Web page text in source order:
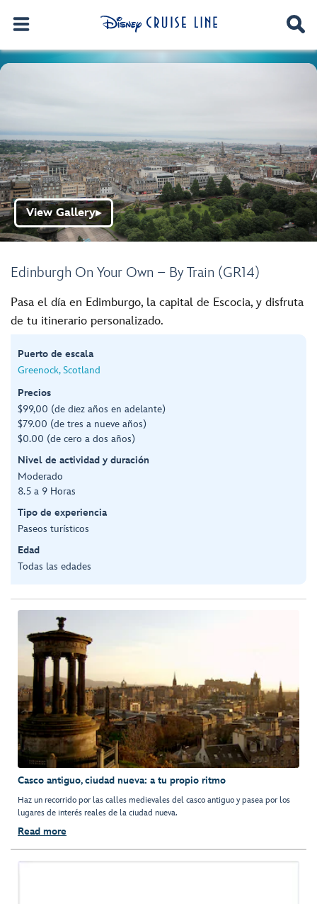
Edinburgh On Your Own – By Train (GR14)
View Gallery▶
Pasa el día en Edimburgo, la capital de Escocia, y disfruta
de tu itinerario personalizado.
Puerto de escala
Greenock, Scotland
Precios
$99,00 (de diez años en adelante)
$79.00 (de tres a nueve años)
$0.00 (de cero a dos años)
Nivel de actividad y duración
Moderado
8.5 a 9 Horas
Tipo de experiencia
Paseos turísticos
Edad
Todas las edades
Casco antiguo, ciudad nueva: a tu propio ritmo
Haz un recorrido por las calles medievales del casco antiguo y pasea por los
lugares de interés reales de la ciudad nueva.
Read more